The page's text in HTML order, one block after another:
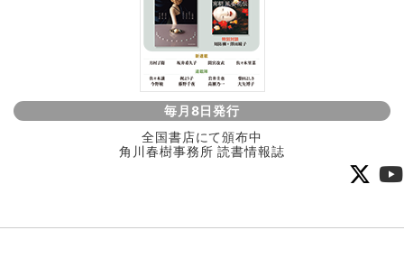
毎月8日発行
全国書店にて頒布中
角川春樹事務所 読書情報誌